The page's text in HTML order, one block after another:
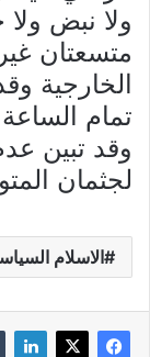
ولا نبض ولا
متسعتان
الخارجية
تمام
وقد تبين
لجثمان
الاسلام